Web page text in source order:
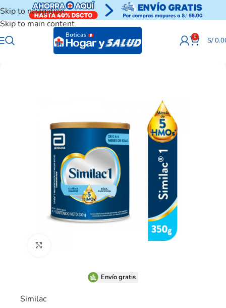
Skip to navigation
Skip to main content
0 S/
Envío gratis
Similac